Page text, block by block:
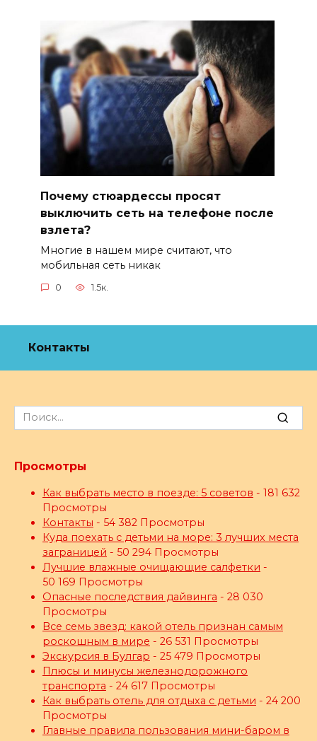
Почему стюардессы просят
выключить сеть на телефоне после
взлета?
Многие в нашем мире считают, что
мобильная сеть никак
0 1.5к.
Контакты
Search
for:
Просмотры
Как выбрать место в поезде: 5 советов - 181 632
Просмотры
Контакты - 54 382 Просмотры
Куда поехать с детьми на море: 3 лучших места
заграницей - 50 294 Просмотры
Лучшие влажные очищающие салфетки -
50 169 Просмотры
Опасные последствия дайвинга - 28 030
Просмотры
Все семь звезд: какой отель признан самым
роскошным в мире - 26 531 Просмотры
Экскурсия в Булгар - 25 479 Просмотры
Плюсы и минусы железнодорожного
транспорта - 24 617 Просмотры
Как выбрать отель для отдыха с детьми - 24 200
Просмотры
Главные правила пользования мини-баром в